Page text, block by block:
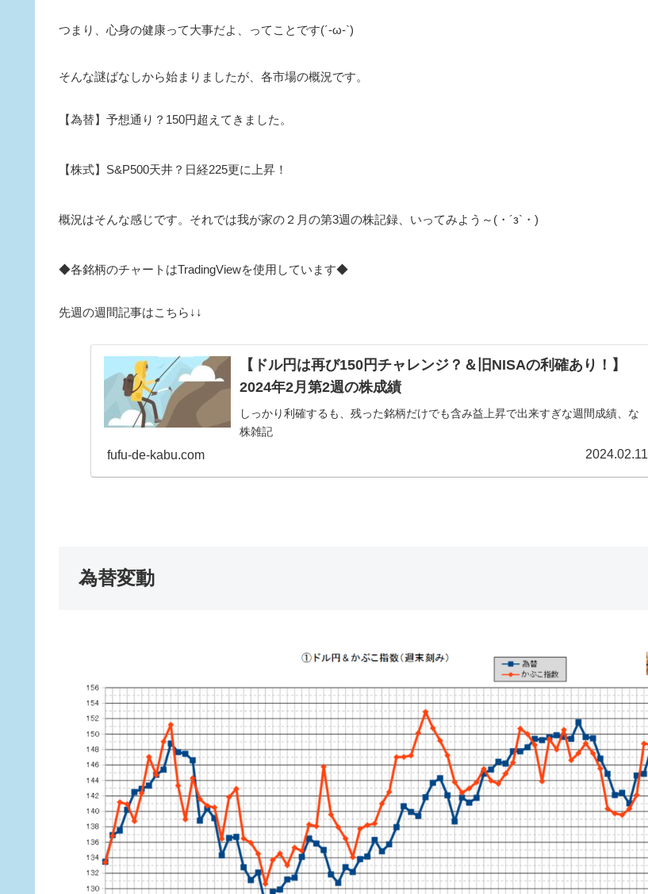
つまり、心身の健康って大事だよ、ってことです(´-ω-`)
そんな謎ばなしから始まりましたが、各市場の概況です。
【為替】予想通り？150円超えてきました。
【株式】S&P500天井？日経225更に上昇！
概況はそんな感じです。それでは我が家の２月の第3週の株記録、いってみよう～(・´з`・)
◆各銘柄のチャートはTradingViewを使用しています◆
先週の週間記事はこちら↓↓
【ドル円は再び150円チャレンジ？＆旧NISAの利確あり！】
2024年2月第2週の株成績
しっかり利確するも、残った銘柄だけでも含み益上昇で出来すぎな週間成績、な
株雑記
fufu-de-kabu.com 2024.02.11
為替変動